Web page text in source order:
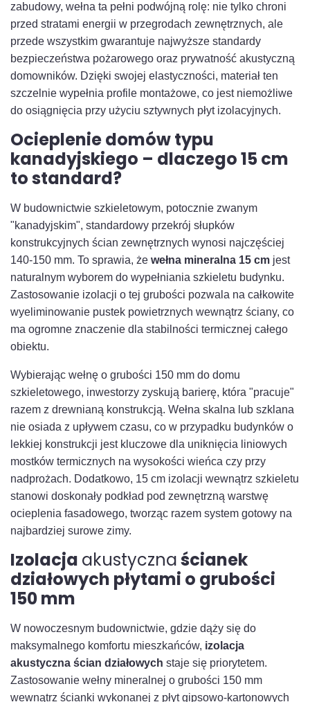
zabudowy, wełna ta pełni podwójną rolę: nie tylko chroni
przed stratami energii w przegrodach zewnętrznych, ale
przede wszystkim gwarantuje najwyższe standardy
bezpieczeństwa pożarowego oraz prywatność akustyczną
domowników. Dzięki swojej elastyczności, materiał ten
szczelnie wypełnia profile montażowe, co jest niemożliwe
do osiągnięcia przy użyciu sztywnych płyt izolacyjnych.
Ocieplenie domów typu
kanadyjskiego – dlaczego 15 cm
to standard?
W budownictwie szkieletowym, potocznie zwanym
"kanadyjskim", standardowy przekrój słupków
konstrukcyjnych ścian zewnętrznych wynosi najczęściej
140-150 mm. To sprawia, że wełna mineralna 15 cm jest
naturalnym wyborem do wypełniania szkieletu budynku.
Zastosowanie izolacji o tej grubości pozwala na całkowite
wyeliminowanie pustek powietrznych wewnątrz ściany, co
ma ogromne znaczenie dla stabilności termicznej całego
obiektu.
Wybierając wełnę o grubości 150 mm do domu
szkieletowego, inwestorzy zyskują barierę, która "pracuje"
razem z drewnianą konstrukcją. Wełna skalna lub szklana
nie osiada z upływem czasu, co w przypadku budynków o
lekkiej konstrukcji jest kluczowe dla uniknięcia liniowych
mostków termicznych na wysokości wieńca czy przy
nadprożach. Dodatkowo, 15 cm izolacji wewnątrz szkieletu
stanowi doskonały podkład pod zewnętrzną warstwę
ocieplenia fasadowego, tworząc razem system gotowy na
najbardziej surowe zimy.
Izolacja akustycznaścianek
działowych płytami o grubości
150 mm
W nowoczesnym budownictwie, gdzie dąży się do
maksymalnego komfortu mieszkańców, izolacja
akustyczna ścian działowych staje się priorytetem.
Zastosowanie wełny mineralnej o grubości 150 mm
wewnątrz ścianki wykonanej z płyt gipsowo-kartonowych